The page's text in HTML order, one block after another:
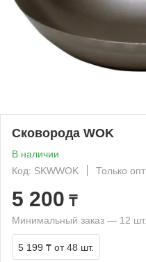
Сковорода WOK
В наличии
Код: SKWWOK
Только опт
5 200 ₸
Минимальный заказ — 12 шт.
5 199 ₸ от 48 шт.